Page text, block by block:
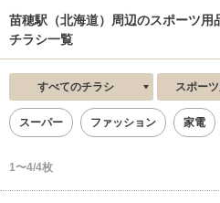
苗穂駅（北海道）周辺のスポーツ用
チラシ一覧
すべてのチラシ スポー
スーパー ファッション 家電
1〜4/4枚